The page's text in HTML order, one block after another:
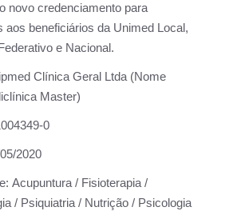
novo credenciamento para
aos beneficiários da Unimed Local,
e Nacional.
Clínica Geral Ltda (Nome
Master)
0
2020
Acupuntura / Fisioterapia /
/ Psiquiatria / Nutrição / Psicologia